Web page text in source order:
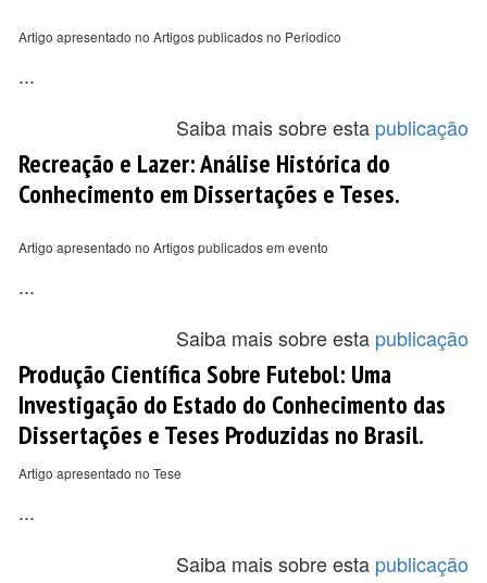
Artigo apresentado no Artigos publicados no Periodico
...
Saiba mais sobre esta publicação
Recreação e Lazer: Análise Histórica do
Conhecimento em Dissertações e Teses.
Artigo apresentado no Artigos publicados em evento
...
Saiba mais sobre esta publicação
Produção Científica Sobre Futebol: Uma
Investigação do Estado do Conhecimento das
Dissertações e Teses Produzidas no Brasil.
Artigo apresentado no Tese
...
Saiba mais sobre esta publicação